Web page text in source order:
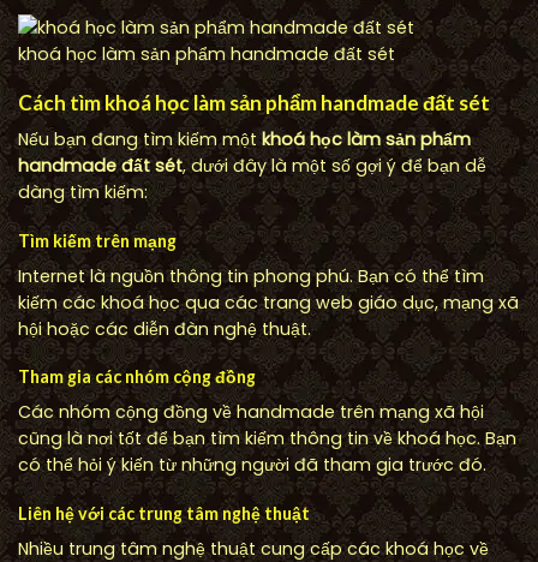
khoá học làm sản phẩm handmade đất sét
Cách tìm khoá học làm sản phẩm handmade đất sét
Nếu bạn đang tìm kiếm mộtkhoá học làm sản phẩm
handmade đất sét, dưới đây là một số gợi ý để bạn dễ
dàng tìm kiếm:
Tìm kiếm trên mạng
Internet là nguồn thông tin phong phú. Bạn có thể tìm
kiếm các khoá học qua các trang web giáo dục, mạng xã
hội hoặc các diễn đàn nghệ thuật.
Tham gia các nhóm cộng đồng
Các nhóm cộng đồng về handmade trên mạng xã hội
cũng là nơi tốt để bạn tìm kiếm thông tin về khoá học. Bạn
có thể hỏi ý kiến từ những người đã tham gia trước đó.
Liên hệ với các trung tâm nghệ thuật
Nhiều trung tâm nghệ thuật cung cấp các khoá học về